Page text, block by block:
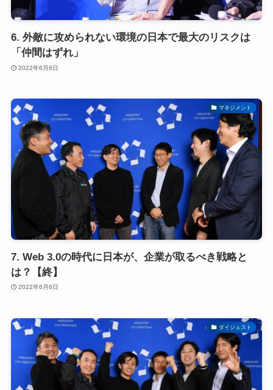
6. 外敵に攻められない環境の日本で最大のリスクは
「仲間はずれ」
2022年6月6日
マネジメント
7. Web 3.0の時代に日本が、企業が取るべき戦略と
は？【終】
2022年6月6日
ダイジェスト